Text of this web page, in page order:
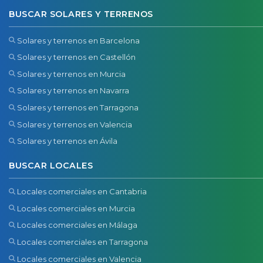
BUSCAR SOLARES Y TERRENOS
Solares y terrenos en Barcelona
Solares y terrenos en Castellón
Solares y terrenos en Murcia
Solares y terrenos en Navarra
Solares y terrenos en Tarragona
Solares y terrenos en Valencia
Solares y terrenos en Ávila
BUSCAR LOCALES
Locales comerciales en Cantabria
Locales comerciales en Murcia
Locales comerciales en Málaga
Locales comerciales en Tarragona
Locales comerciales en Valencia